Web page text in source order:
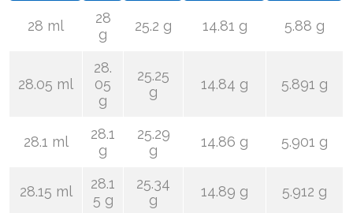
28 ml
28
g
25.2 g 14.81 g 5.88 g
28.05 ml
28.
05
g
25.25
g
14.84 g 5.891 g
28.1 ml
28.1
g
25.29
g
14.86 g 5.901 g
28.15 ml
28.1
5 g
25.34
g
14.89 g 5.912 g